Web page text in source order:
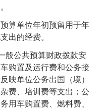
算单位年初预留用于年
出的经费。
公共预算财政拨款安
购置及运行费和公务接
映单位公务出国（境）
费、培训费等支出；公
用车购置费、燃料费、